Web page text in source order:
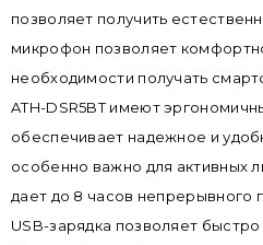
позволяет получить
микрофон позволяет
необходимости получать
ATH-DSR5BT имеют
обеспечивает надежное и
особенно важно для активных
дает до 8 часов непрерывного
USB-зарядка позволяет